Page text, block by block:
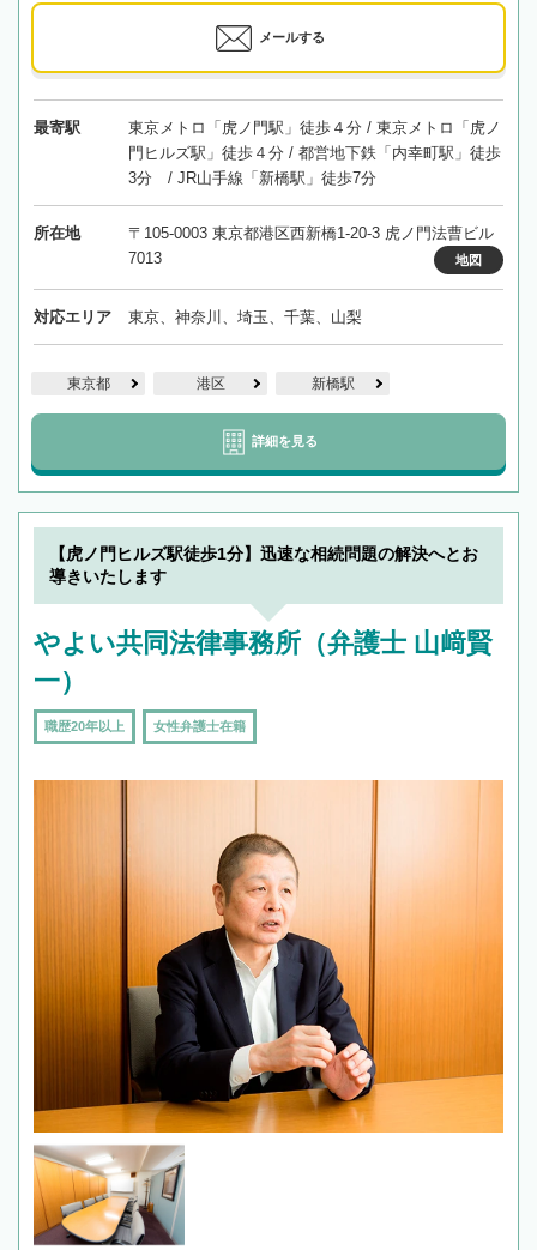
メールする
最寄駅
東京メトロ「虎ノ門駅」徒歩４分 / 東京メトロ「虎ノ
門ヒルズ駅」徒歩４分 / 都営地下鉄「内幸町駅」徒歩
3分 / JR山手線「新橋駅」徒歩7分
所在地
〒105-0003 東京都港区西新橋1-20-3 虎ノ門法曹ビル
7013
地図
対応エリア 東京、神奈川、埼玉、千葉、山梨
東京都 港区 新橋駅
詳細を見る
【虎ノ門ヒルズ駅徒歩1分】迅速な相続問題の解決へとお
導きいたします
やよい共同法律事務所（弁護士 山﨑賢
一）
職歴20年以上 女性弁護士在籍